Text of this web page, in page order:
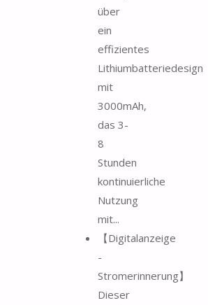
über
ein
effizientes
Lithiumbatteriedesign
mit
3000mAh,
das 3-
8
Stunden
kontinuierliche
Nutzung
mit...
【Digitalanzeige
-
Stromerinnerung】
Dieser